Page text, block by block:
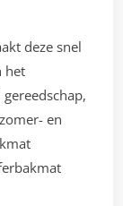
deze snel
het
en